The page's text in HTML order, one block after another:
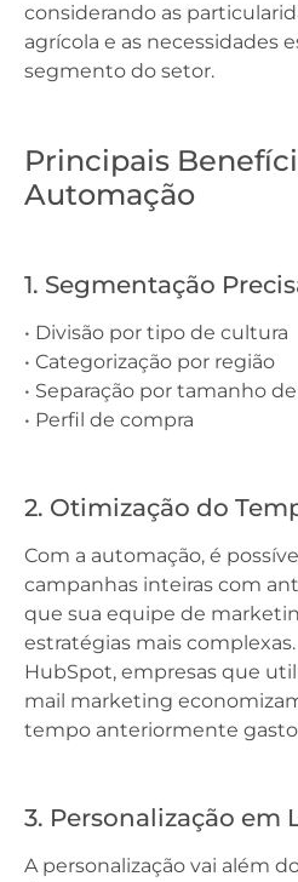
considerando as
agrícola e as necessidades
segmento do setor.
Principais
Automação
1. Segmentação
• Divisão por tipo de cultura
• Categorização por região
• Separação por tamanho
• Perfil de compra
2. Otimização do
Com a automação, é
campanhas inteiras com
que sua equipe de
estratégias mais
HubSpot, empresas que
mail marketing
tempo anteriormente
3. Personalização em
A personalização vai além